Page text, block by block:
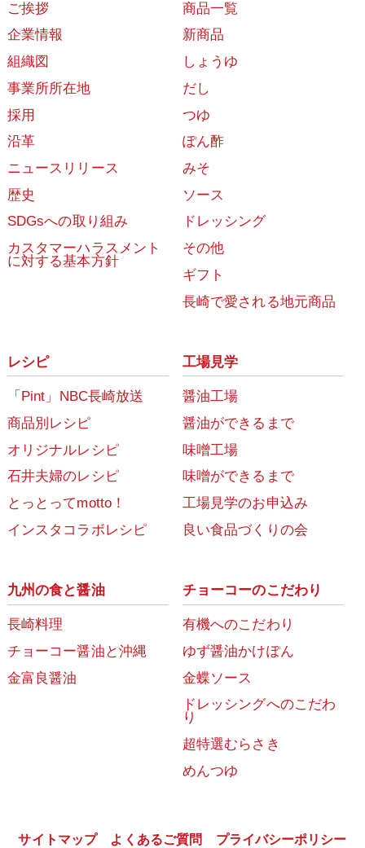
ご挨拶
企業情報
組織図
事業所所在地
採用
沿革
ニュースリリース
歴史
SDGsへの取り組み
カスタマーハラスメント
に対する基本方針
商品一覧
新商品
しょうゆ
だし
つゆ
ぽん酢
みそ
ソース
ドレッシング
その他
ギフト
長崎で愛される地元商品
レシピ
「Pint」NBC長崎放送
商品別レシピ
オリジナルレシピ
石井夫婦のレシピ
とっとってmotto！
インスタコラボレシピ
工場見学
醤油工場
醤油ができるまで
味噌工場
味噌ができるまで
工場見学のお申込み
良い食品づくりの会
九州の食と醤油
長崎料理
チョーコー醤油と沖縄
金富良醤油
チョーコーのこだわり
有機へのこだわり
ゆず醤油かけぽん
金蝶ソース
ドレッシングへのこだわ
り
超特選むらさき
めんつゆ
サイトマップ よくあるご質問 プライバシーポリシー